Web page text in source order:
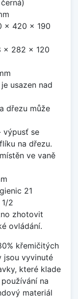
x 420 x 190
x 282 x 120
usazen nad
dřezu může
výpusť se
na dřezu.
ve vaně
21
2
zhotovit
ovládání.
křemičitých
jsou vyvinuté
které klade
na
materiál